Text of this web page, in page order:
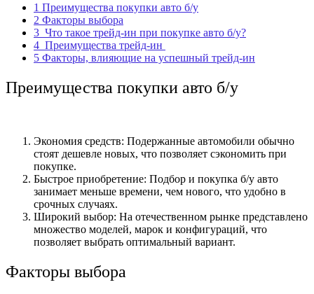
1 Преимущества покупки авто б/у
2 Факторы выбора
3 Что такое трейд-ин при покупке авто б/у?
4 Преимущества трейд-ин
5 Факторы, влияющие на успешный трейд-ин
Преимущества покупки авто б/у
Экономия средств: Подержанные автомобили обычно
стоят дешевле новых, что позволяет сэкономить при
покупке.
Быстрое приобретение: Подбор и покупка б/у авто
занимает меньше времени, чем нового, что удобно в
срочных случаях.
Широкий выбор: На отечественном рынке представлено
множество моделей, марок и конфигураций, что
позволяет выбрать оптимальный вариант.
Факторы выбора